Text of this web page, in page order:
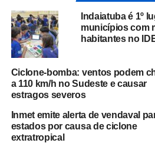
Indaiatuba é 1º
municípios com
habitantes no
Ciclone-bomba: ventos podem
a 110 km/h no Sudeste e causar
estragos severos
Inmet emite alerta de vendaval
estados por causa de ciclone
extratropical